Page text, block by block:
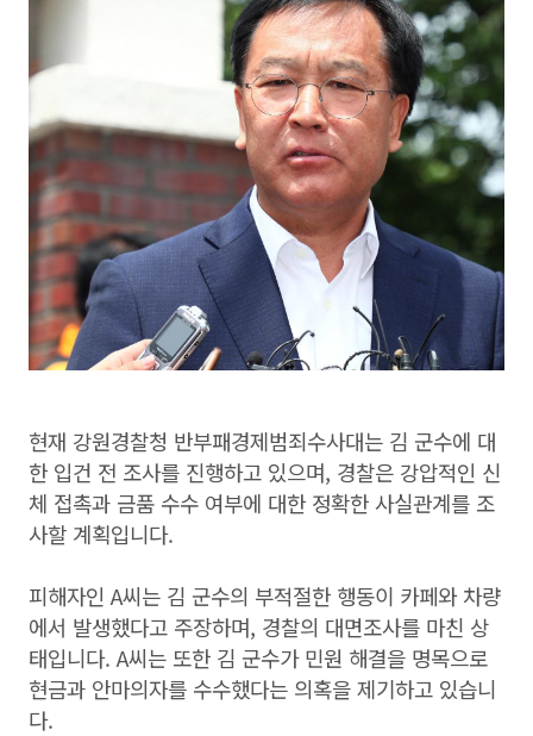
현재 강원경찰청 반부패경제범죄수사대는 김 군수에 대
한 입건 전 조사를 진행하고 있으며, 경찰은 강압적인 신
체 접촉과 금품 수수 여부에 대한 정확한 사실관계를 조
사할 계획입니다.
피해자인 A씨는 김 군수의 부적절한 행동이 카페와 차량
에서 발생했다고 주장하며, 경찰의 대면조사를 마친 상
태입니다. A씨는 또한 김 군수가 민원 해결을 명목으로
현금과 안마의자를 수수했다는 의혹을 제기하고 있습니
다.